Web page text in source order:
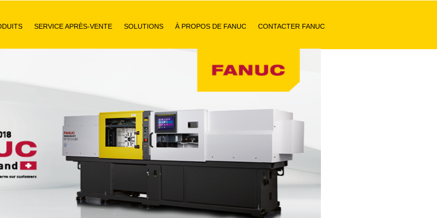
SERVICE APRÈS-VENTE SOLUTIONS À PROPOS DE FANUC CONTACTER FANUC